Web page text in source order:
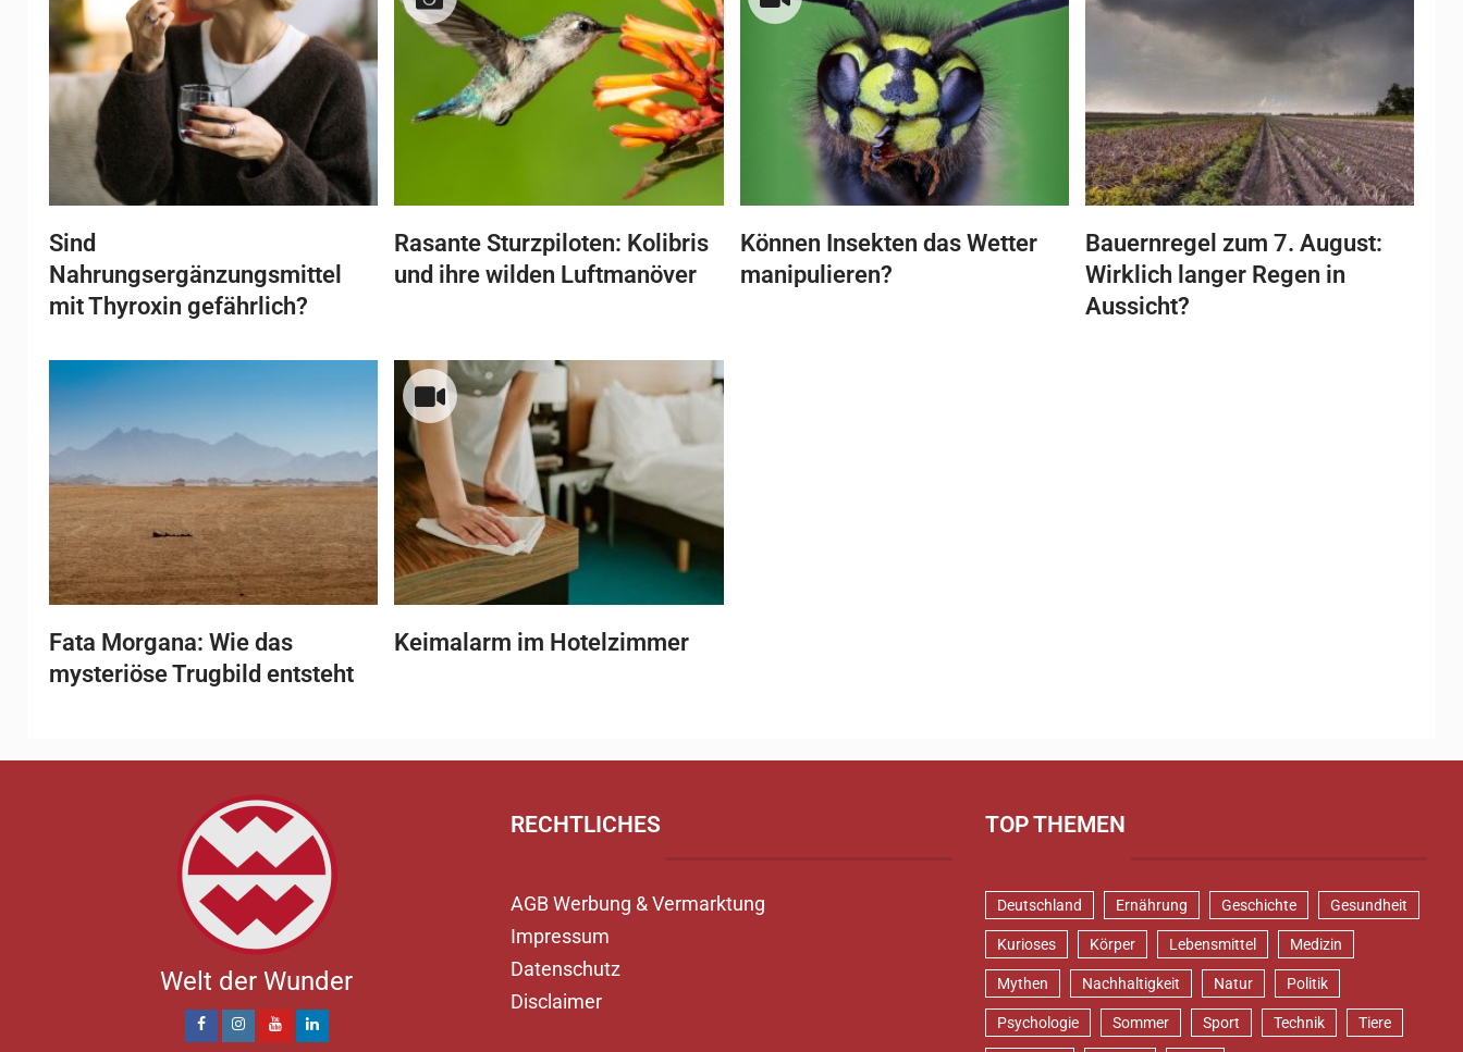
Sind
Nahrungsergänzungsmittel
mit Thyroxin gefährlich?
Rasante Sturzpiloten: Kolibris
und ihre wilden Luftmanöver
Können Insekten das Wetter
manipulieren?
Bauernregel zum 7. August:
Wirklich langer Regen in
Aussicht?
Fata Morgana: Wie das
mysteriöse Trugbild entsteht
Keimalarm im Hotelzimmer
Welt der Wunder
RECHTLICHES
AGB Werbung & Vermarktung
Impressum
Datenschutz
Disclaimer
TOP THEMEN
Deutschland Ernährung Geschichte Gesundheit
Kurioses Körper Lebensmittel Medizin
Mythen Nachhaltigkeit Natur Politik
Psychologie Sommer Sport Technik Tiere